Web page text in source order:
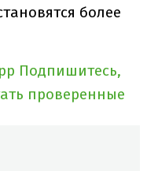
более
Подпишитесь,
проверенные